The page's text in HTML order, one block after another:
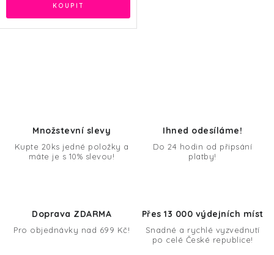
Množstevní slevy
Kupte 20ks jedné položky a
máte je s 10% slevou!
Ihned odesíláme!
Do 24 hodin od připsání
platby!
Doprava ZDARMA
Pro objednávky nad 699 Kč!
Přes 13 000 výdejních míst
Snadné a rychlé vyzvednutí
po celé České republice!